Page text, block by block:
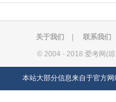
关于我们 联系我们
© 2004 - 2018 爱考网(
本站大部分信息来自于官方